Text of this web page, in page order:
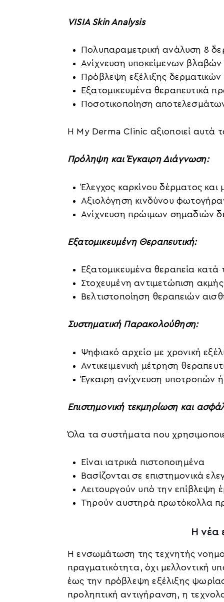
VISIA Skin Analysis
Πολυπαραμετρική ανάλυση 8
Ανίχνευση υποκείμενων
Πρόβλεψη εξέλιξης
Εξατομικευμένα θεραπευτικά
Ποσοτικοποίηση
Η My Derma Clinic αξιοποιεί αυτά
Πρόληψη και Έγκαιρη Διάγνωση:
Έλεγχος καρκίνου δέρματος
Αξιολόγηση κινδύνου
Ανίχνευση πρώιμων σημαδιών
Εξατομικευμένη Θεραπευτική:
Εξατομικευμένα θεραπεία κατά
Στοχευμένη αντιμετώπιση
Βελτιστοποίηση θεραπειών
Συστηματική Παρακολούθηση:
Ψηφιακό αρχείο με χρονική
Αντικειμενική μέτρηση
Έγκαιρη ανίχνευση υποτροπών
Επιστημονική τεκμηρίωση και
Όλα τα συστήματα που
Είναι ιατρικά πιστοποιημένα
Βασίζονται σε επιστημονικά
Λειτουργούν υπό την επίβλεψη
Τηρούν αυστηρά πρωτόκολλα
Η νέα
Η ενσωμάτωση της τεχνητής
πραγματικότητα, όχι μελλοντική
έως την πρόβλεψη εξέλιξης
προληπτική αντιγήρανση, η